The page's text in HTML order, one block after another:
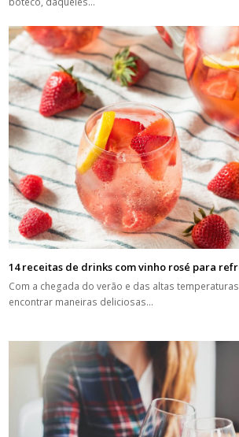
14 receitas de drinks com vinho rosé para
Com a chegada do verão e das altas
encontrar maneiras deliciosas…